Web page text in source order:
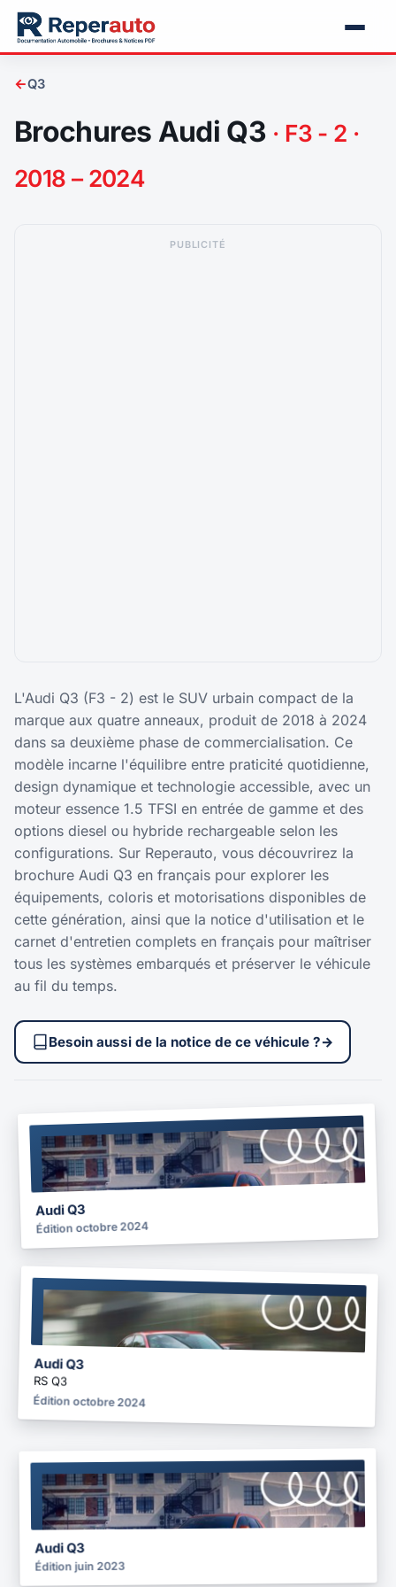
←Q3
Brochures Audi Q3 · F3 - 2 ·
2018 – 2024
PUBLICITÉ
L'Audi Q3 (F3 - 2) est le SUV urbain compact de la
marque aux quatre anneaux, produit de 2018 à 2024
dans sa deuxième phase de commercialisation. Ce
modèle incarne l'équilibre entre praticité quotidienne,
design dynamique et technologie accessible, avec un
moteur essence 1.5 TFSI en entrée de gamme et des
options diesel ou hybride rechargeable selon les
configurations. Sur Reperauto, vous découvrirez la
brochure Audi Q3 en français pour explorer les
équipements, coloris et motorisations disponibles de
cette génération, ainsi que la notice d'utilisation et le
carnet d'entretien complets en français pour maîtriser
tous les systèmes embarqués et préserver le véhicule
au fil du temps.
Besoin aussi de la notice de ce véhicule ?→
BROCHURE 2024
Audi Q3
Édition octobre 2024
BROCHURE
2024
Audi Q3
RS Q3
Édition octobre 2024
BROCHURE
2023
Audi Q3
Édition juin 2023